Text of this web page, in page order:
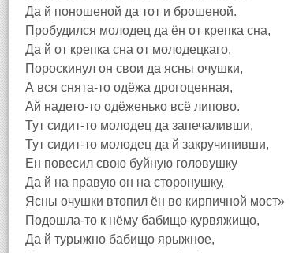
Да й поношеной да тот и брошеной.
Пробудился молодец да ён от крепка сна,
Да й от крепка сна от молодецкаго,
Пороскинул он свои да ясны очушки,
А вся снята-то одёжа дрогоценная,
Ай надето-то одёженько всё липово.
Тут сидит-то молодец да запечаливши,
Тут сидит-то молодец да й закручинивши,
Ен повесил свою буйную головушку
Да й на правую он на сторонушку,
Ясны очушки втопил ён во кирпичной мост»
Подошла-то к нёму бабищо курвяжищо,
Да й турыжно бабищо ярыжное,